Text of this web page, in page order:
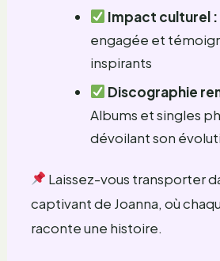
Impact culturel :
engagée et
inspirants
Discographie
Albums et singles
dévoilant son
Laissez-vous transporter
captivant de Joanna, où
raconte une histoire.